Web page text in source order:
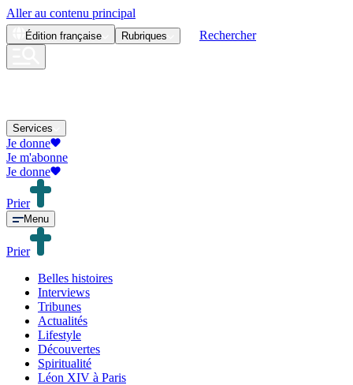
Aller au contenu principal
Édition française Rubriques Rechercher
Services
Je donne
Je m'abonne
Je donne
Prier
Menu
Prier
Belles histoires
Interviews
Tribunes
Actualités
Lifestyle
Découvertes
Spiritualité
Léon XIV à Paris